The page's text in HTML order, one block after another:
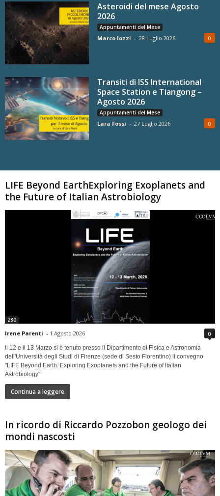
Asteroidi del mese Agosto
2026
Appuntamenti del Mese
Marco Iozzi - 28 Luglio 2026 0
Transiti di ISS International
Space Station e Tiangong –
Agosto 2026
Appuntamenti del Mese
Lara Fossi - 27 Luglio 2026 0
LIFE Beyond EarthExploring Exoplanets and
the Future of Italian Astrobiology
280
Irene Parenti - 1 Agosto 2026 0
Il 12 e il 13 Marzo si è tenuto presso il Dipartimento di Fisica e Astronomia
dell'Università degli Studi di Firenze (sede di Sesto Fiorentino) il convegno
"LIFE Beyond Earth. Exploring Exoplanets and the Future of Italian
Astrobiology"
Continua a leggere
In ricordo di Riccardo Pozzobon geologo dei
mondi nascosti